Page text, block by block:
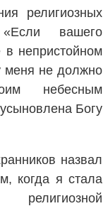
религиозных
вашего
в непристойном
меня не должно
небесным
Богу
назвал
когда я стала